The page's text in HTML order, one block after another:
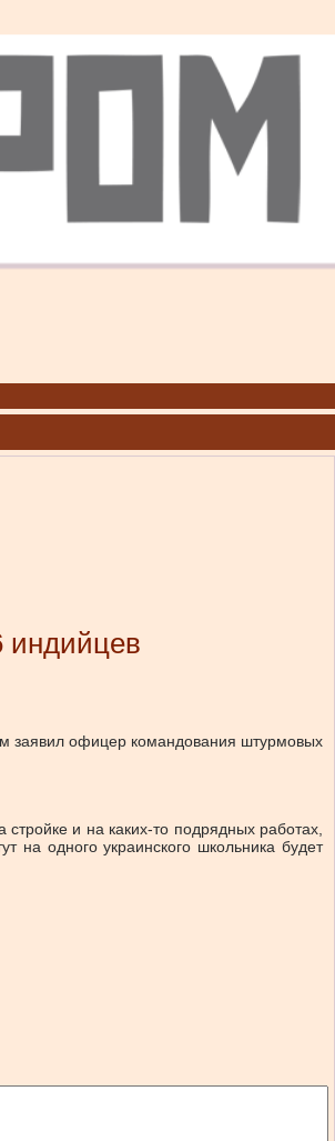
индийцев
заявил офицер командования штурмовых
и на каких-то подрядных работах,
на одного украинского школьника будет